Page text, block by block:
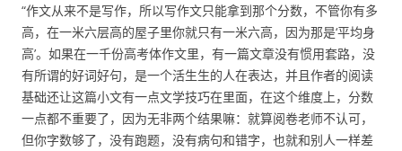
“作文从来不是写作，所以写作文只能拿到那个分数，不管你有多
高，在一米六层高的屋子里你就只有一米六高，因为那是‘平均身
高’。如果在一千份高考体作文里，有一篇文章没有惯用套路，没
有所谓的好词好句，是一个活生生的人在表达，并且作者的阅读
基础还让这篇小文有一点文学技巧在里面，在这个维度上，分数
一点都不重要了，因为无非两个结果嘛：就算阅卷老师不认可，
但你字数够了，没有跑题，没有病句和错字，也就和别人一样差